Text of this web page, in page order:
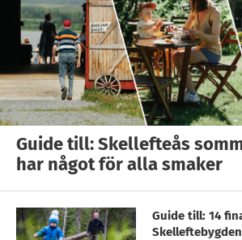
Guide till: Skellefteås
har något för alla smaker
Guide till: 14
Skelleftebygden